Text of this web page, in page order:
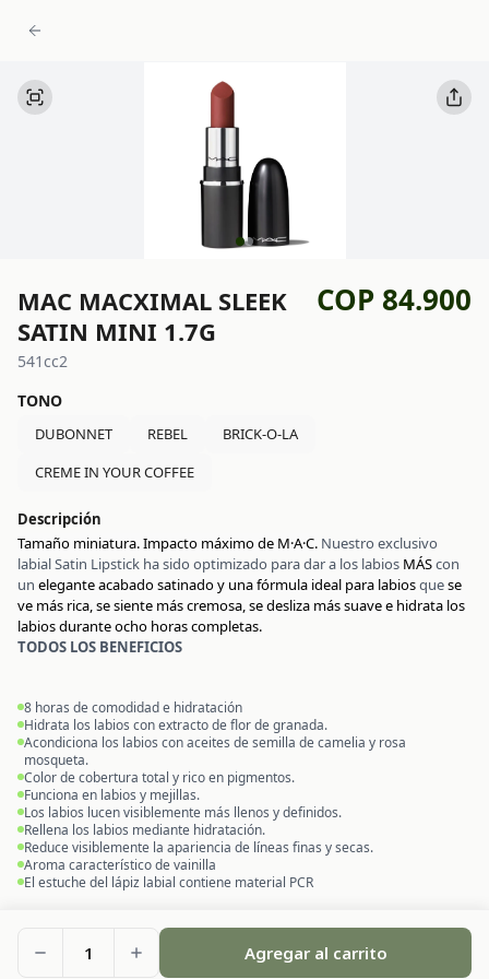
MAC MACXIMAL SLEEK
SATIN MINI 1.7G
COP 84.900
541cc2
TONO
DUBONNET REBEL
BRICK-O-LA
CREME IN YOUR COFFEE
Descripción
Tamaño miniatura. Impacto máximo de M·A·C. Nuestro exclusivo
labial Satin Lipstick ha sido optimizado para dar a los labios MÁScon
un elegante acabado satinado y una fórmula ideal para labiosquese
ve más rica, se siente más cremosa, se desliza más suave e hidrata los
labios durante ocho horas completas.
TODOS LOS BENEFICIOS
8 horas de comodidad e hidratación
Hidrata los labios con extracto de flor de granada.
Acondiciona los labios con aceites de semilla de camelia y rosa
mosqueta.
Color de cobertura total y rico en pigmentos.
Funciona en labios y mejillas.
Los labios lucen visiblemente más llenos y definidos.
Rellena los labios mediante hidratación.
Reduce visiblemente la apariencia de líneas finas y secas.
Aroma característico de vainilla
El estuche del lápiz labial contiene material PCR
1 Agregar al carrito